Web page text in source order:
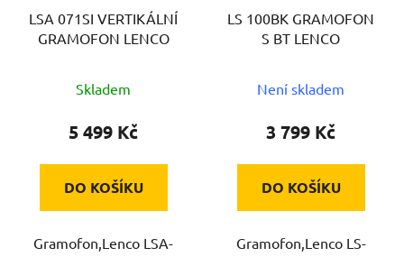
LSA 071SI VERTIKÁLNÍ
GRAMOFON LENCO
Skladem
5 499 Kč
DO KOŠÍKU
Gramofon,Lenco LSA-
LS 100BK GRAMOFON
S BT LENCO
Není skladem
3 799 Kč
DO KOŠÍKU
Gramofon,Lenco LS-